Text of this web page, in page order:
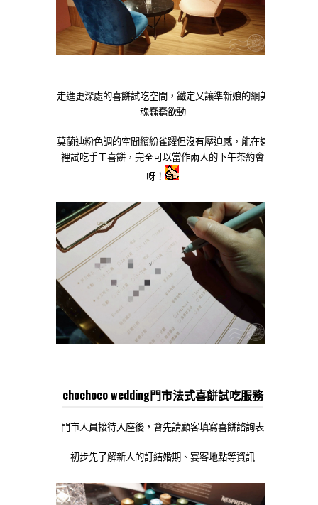
走進更深處的喜餅試吃空間，鐵定又讓準新娘的網美
魂蠢蠢欲動
莫蘭迪粉色調的空間繽紛雀躍但沒有壓迫感，能在這
裡試吃手工喜餅，完全可以當作兩人的下午茶約會
呀！
chochoco wedding門市法式喜餅試吃服務
門市人員接待入座後，會先請顧客填寫喜餅諮詢表
初步先了解新人的訂結婚期、宴客地點等資訊